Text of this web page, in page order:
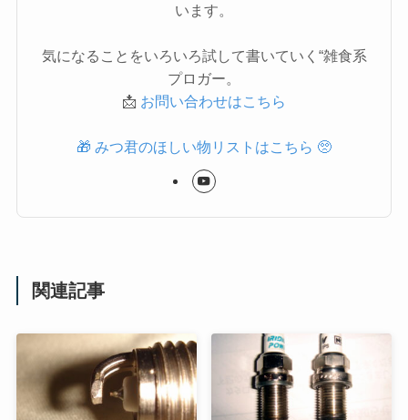
います。
気になることをいろいろ試して書いていく“雑食系
プロガー。
📩 お問い合わせはこちら
🎁 みつ君のほしい物リストはこちら 🥺
関連記事